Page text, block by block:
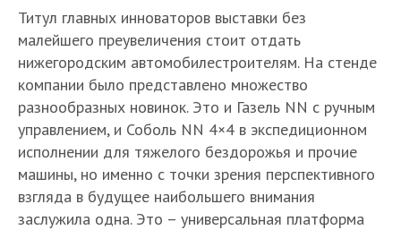
Титул главных инноваторов выставки без
малейшего преувеличения стоит отдать
нижегородским автомобилестроителям. На стенде
компании было представлено множество
разнообразных новинок. Это и Газель NN с ручным
управлением, и Соболь NN 4×4 в экспедиционном
исполнении для тяжелого бездорожья и прочие
машины, но именно с точки зрения перспективного
взгляда в будущее наибольшего внимания
заслужила одна. Это – универсальная платформа